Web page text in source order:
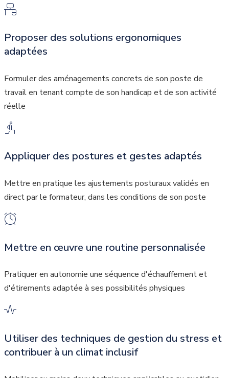
Proposer des solutions ergonomiques
adaptées
Formuler des aménagements concrets de son poste de
travail en tenant compte de son handicap et de son activité
réelle
Appliquer des postures et gestes adaptés
Mettre en pratique les ajustements posturaux validés en
direct par le formateur, dans les conditions de son poste
Mettre en œuvre une routine personnalisée
Pratiquer en autonomie une séquence d'échauffement et
d'étirements adaptée à ses possibilités physiques
Utiliser des techniques de gestion du stress et
contribuer à un climat inclusif